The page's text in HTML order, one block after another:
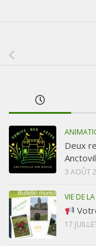
Deux
3 AOÛT
VIE DE
17